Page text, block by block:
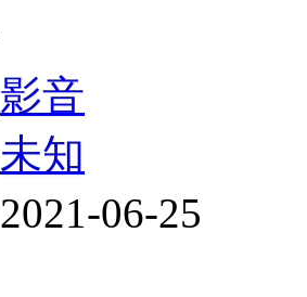
影音
未知
2021-06-25